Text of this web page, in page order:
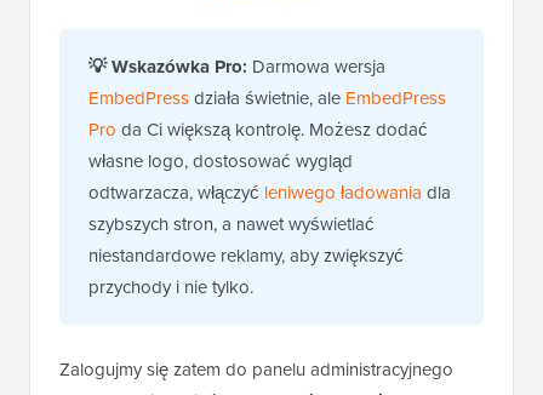
💡 Wskazówka Pro: Darmowa wersja
EmbedPressdziała świetnie, ale EmbedPress
Pro da Ci większą kontrolę. Możesz dodać
własne logo, dostosować wygląd
odtwarzacza, włączyć leniwego ładowania dla
szybszych stron, a nawet wyświetlać
niestandardowe reklamy, aby zwiększyć
przychody i nie tylko.
Zalogujmy się zatem do panelu administracyjnego